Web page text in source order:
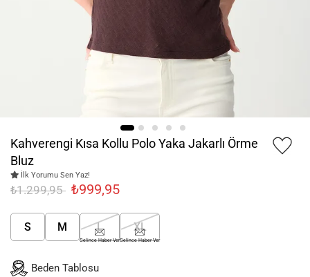
Kahverengi Kısa Kollu Polo Yaka Jakarlı Örme
Bluz
İlk Yorumu Sen Yaz!
₺1.299,95 ₺999,95
S M L
Gelince Haber Ver
XL
Gelince Haber Ver
Beden Tablosu